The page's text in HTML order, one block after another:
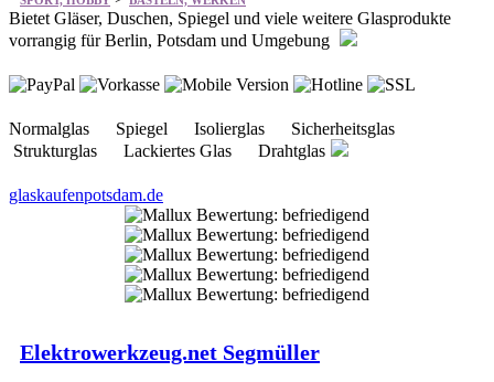
Bietet Gläser, Duschen, Spiegel und viele weitere Glasprodukte
vorrangig für Berlin, Potsdam und Umgebung
Normalglas Spiegel Isolierglas Sicherheitsglas
Strukturglas Lackiertes Glas Drahtglas
glaskaufenpotsdam.de
Elektrowerkzeug.net Segmüller